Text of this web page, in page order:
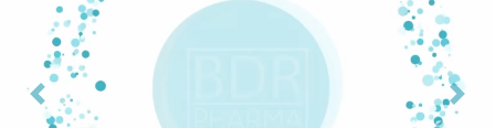
Previous